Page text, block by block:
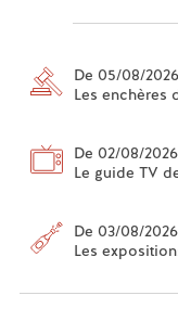
De 05/08/
Les enchères
De 02/08/
Le guide TV
De 03/08/
Les